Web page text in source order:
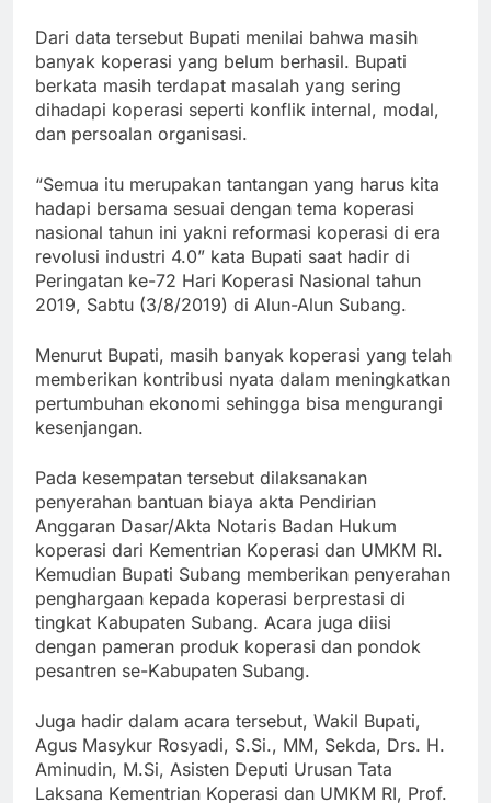
Dari data tersebut Bupati menilai bahwa masih
banyak koperasi yang belum berhasil. Bupati
berkata masih terdapat masalah yang sering
dihadapi koperasi seperti konflik internal, modal,
dan persoalan organisasi.
“Semua itu merupakan tantangan yang harus kita
hadapi bersama sesuai dengan tema koperasi
nasional tahun ini yakni reformasi koperasi di era
revolusi industri 4.0” kata Bupati saat hadir di
Peringatan ke-72 Hari Koperasi Nasional tahun
2019, Sabtu (3/8/2019) di Alun-Alun Subang.
Menurut Bupati, masih banyak koperasi yang telah
memberikan kontribusi nyata dalam meningkatkan
pertumbuhan ekonomi sehingga bisa mengurangi
kesenjangan.
Pada kesempatan tersebut dilaksanakan
penyerahan bantuan biaya akta Pendirian
Anggaran Dasar/Akta Notaris Badan Hukum
koperasi dari Kementrian Koperasi dan UMKM RI.
Kemudian Bupati Subang memberikan penyerahan
penghargaan kepada koperasi berprestasi di
tingkat Kabupaten Subang. Acara juga diisi
dengan pameran produk koperasi dan pondok
pesantren se-Kabupaten Subang.
Juga hadir dalam acara tersebut, Wakil Bupati,
Agus Masykur Rosyadi, S.Si., MM, Sekda, Drs. H.
Aminudin, M.Si, Asisten Deputi Urusan Tata
Laksana Kementrian Koperasi dan UMKM RI, Prof.